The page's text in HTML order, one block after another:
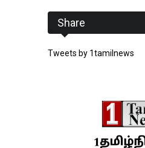
Share
Tweets by 1tamilnews